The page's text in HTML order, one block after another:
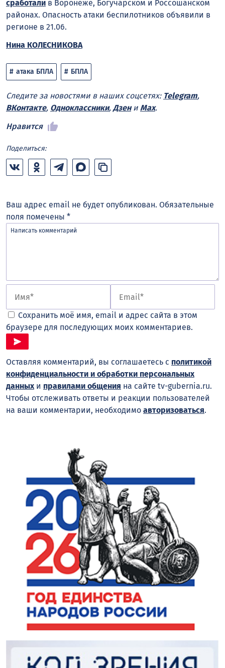
сработали в Воронеже, Богучарском и Россошанском
районах. Опасность атаки беспилотников объявили в
регионе в 21.06.
Нина КОЛЕСНИКОВА
атака БПЛА БПЛА
Следите за новостями в наших соцсетях: Telegram,
ВКонтакте, Одноклассники, Дзени Max.
Нравится
Поделиться:
Ваш адрес email не будет опубликован. Обязательные
поля помечены *
Сохранить моё имя, email и адрес сайта в этом
браузере для последующих моих комментариев.
Оставляя комментарий, вы соглашаетесь с политикой
конфиденциальности и обработки персональных
данныхи правилами общения на сайте tv-gubernia.ru.
Чтобы отслеживать ответы и реакции пользователей
на ваши комментарии, необходимо авторизоваться.